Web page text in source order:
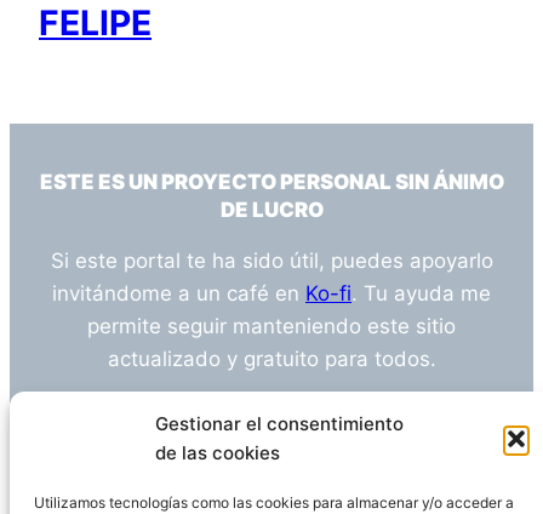
Gestionar el consentimiento
de las cookies
Utilizamos tecnologías como las cookies para almacenar y/o acceder a
FELIPE
ESTE ES UN PROYECTO PERSONAL SIN ÁNIMO
DE LUCRO
Si este portal te ha sido útil, puedes apoyarlo
invitándome a un café en Ko-fi. Tu ayuda me
permite seguir manteniendo este sitio
actualizado y gratuito para todos.
¿Tienes alguna duda o sugerencia? Escríbeme
info@empleosanitarioinvestigacion.es